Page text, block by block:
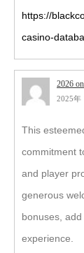
https://
casino-
2026
2025年
This
commitment
and player
generous
bonuses,
experience.